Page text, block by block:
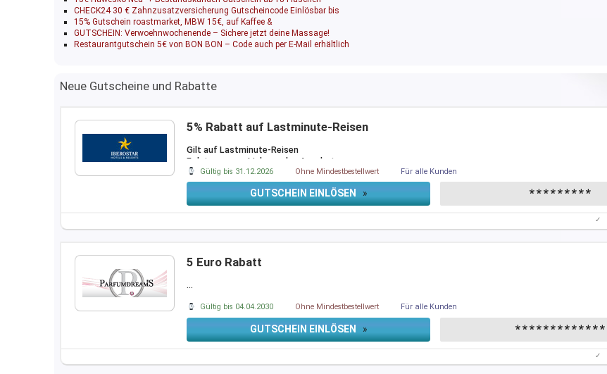
CHECK24 30 € Zahnzusatzversicherung Gutscheincode Einlösbar bis
15% Gutschein roastmarket, MBW 15€, auf Kaffee &
GUTSCHEIN: Verwoehnwochenende – Sichere jetzt deine Massage!
Restaurantgutschein 5€ von BON BON – Code auch per E-Mail erhältlich
Neue Gutscheine und Rabatte
5% Rabatt auf Lastminute-Reisen
Gilt auf Lastminute-Reisen
Folgt unserem Link, um das Angebot
Gültig bis 31.12.2026 Ohne Mindestbestellwert Für alle Kunden
GUTSCHEIN EINLÖSEN » *********
✓
5 Euro Rabatt
…
Gültig bis 04.04.2030 Ohne Mindestbestellwert Für alle Kunden
GUTSCHEIN EINLÖSEN » *************
✓